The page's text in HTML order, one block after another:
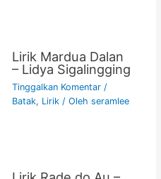
Lirik Mardua Dalan
– Lidya Sigalingging
Tinggalkan Komentar /
Batak, Lirik/ Oleh seramlee